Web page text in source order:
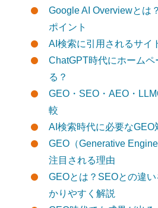
Google AI Overviewとは
ポイント
AI検索に引用されるサイ
ChatGPT時代にホームペ
る？
GEO・SEO・AEO・
較
AI検索時代に必要なGEO
GEO（Generative
注目される理由
GEOとは？SEOとの違
かりやすく解説